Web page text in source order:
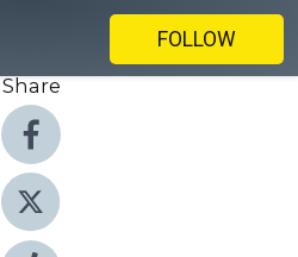
FOLLOW
Share